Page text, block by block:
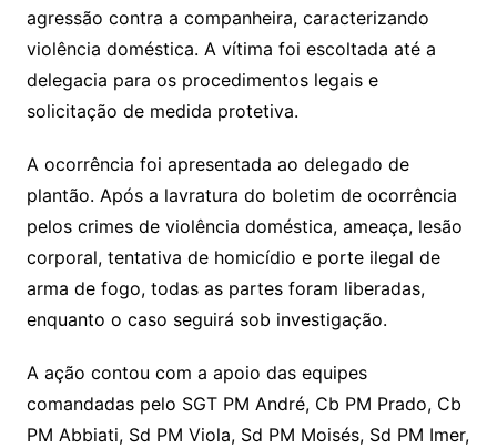
agressão contra a companheira, caracterizando
violência doméstica. A vítima foi escoltada até a
delegacia para os procedimentos legais e
solicitação de medida protetiva.
A ocorrência foi apresentada ao delegado de
plantão. Após a lavratura do boletim de ocorrência
pelos crimes de violência doméstica, ameaça, lesão
corporal, tentativa de homicídio e porte ilegal de
arma de fogo, todas as partes foram liberadas,
enquanto o caso seguirá sob investigação.
A ação contou com a apoio das equipes
comandadas pelo SGT PM André, Cb PM Prado, Cb
PM Abbiati, Sd PM Viola, Sd PM Moisés, Sd PM Imer,